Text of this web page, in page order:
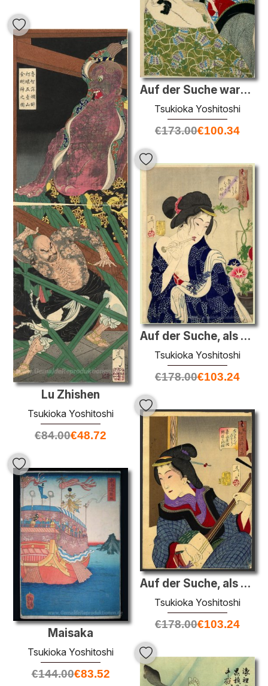
Auf der Suche warmen - das Aussehen einer Stadt Witwe des Kansei
Tsukioka Yoshitoshi
€173.00€100.34
Lu Zhishen
Tsukioka Yoshitoshi
€84.00€48.72
Auf der Suche, als ob sie aufwachen - das Aussehen eines Mädchen
Tsukioka Yoshitoshi
€178.00€103.24
Auf der Suche, als ob sie sich amüsiert - ein Lehrer der Keisei-
Tsukioka Yoshitoshi
€178.00€103.24
Maisaka
Tsukioka Yoshitoshi
€144.00€83.52